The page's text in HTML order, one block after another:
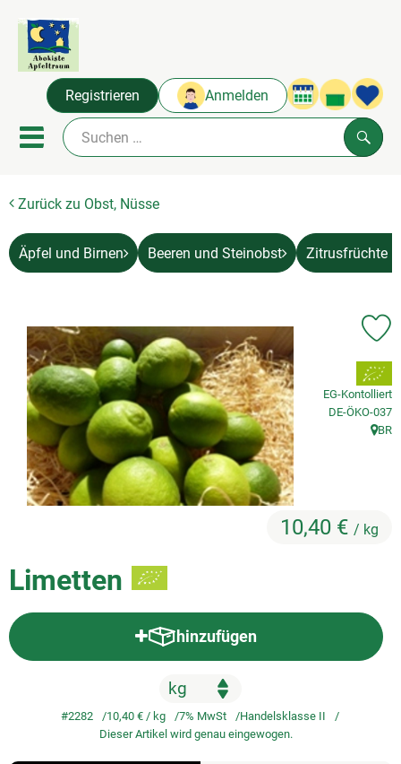
Registrieren Anmelden
Mobiles Menu öffnen oder
Abokisten
Angebot & Neues
Naturkost
Über uns
So geht's
Service
Zurück zu Obst, Nüsse
Äpfel und Birnen Beeren und Steinobst Zitrusfrüchte
Limetten
10,40 € / kg
, Verband:
EG-Kontolliert
, Kontrollstelle:
DE-ÖKO-037
,
BR
hinzufügen
Produkt zum Warenkorb
#2282 10,40 € / kg 7% MwSt
Handelsklasse II
Dieser Artikel wird genau eingewogen.